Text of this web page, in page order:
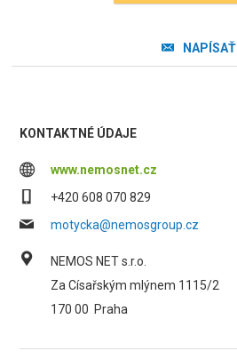
NAPÍSAŤ
KONTAKTNÉ ÚDAJE
www.nemosnet.cz
+420 608 070 829
motycka@nemosgroup.cz
NEMOS NET s.r.o.
Za Císařským mlýnem 1115/2
170 00 Praha